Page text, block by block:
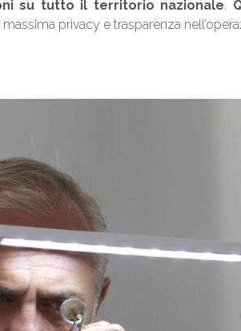
su tutto il territorio nazionale.
privacy e trasparenza